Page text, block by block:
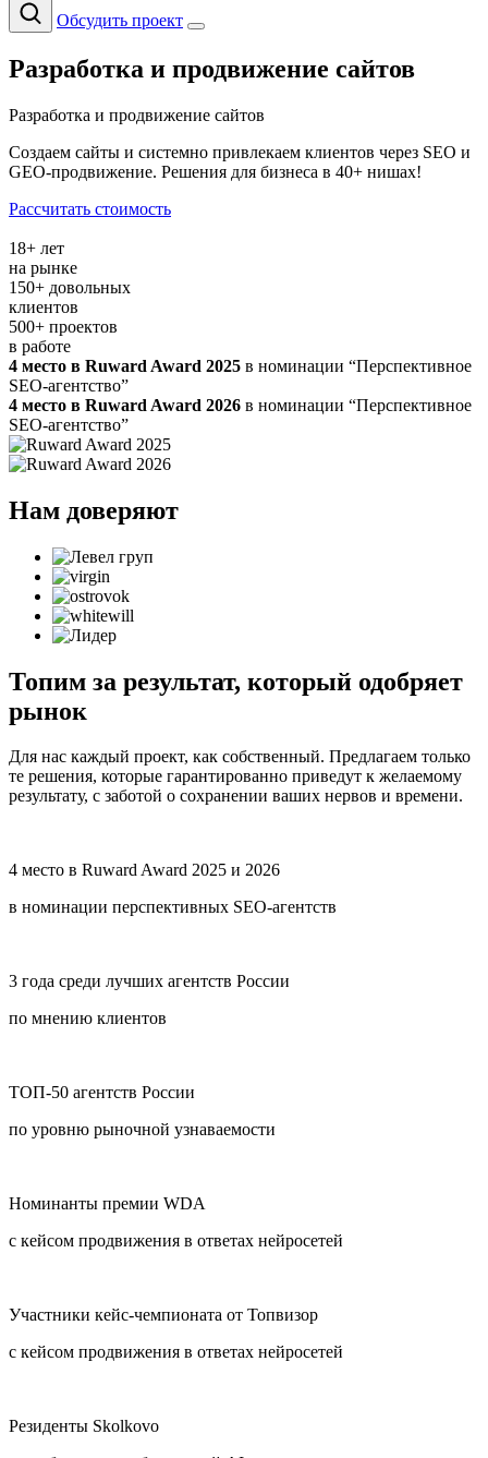
Обсудить проект
Разработка и продвижение сайтов
Разработка и продвижение сайтов
Создаем сайты и системно привлекаем клиентов через SEO и
GEO-продвижение. Решения для бизнеса в 40+ нишах!
Рассчитать стоимость
18+ лет
на рынке
150+ довольных
клиентов
500+ проектов
в работе
4 место в Ruward Award 2025 в номинации “Перспективное
SEO-агентство”
4 место в Ruward Award 2026 в номинации “Перспективное
SEO-агентство”
Нам доверяют
Топим за результат, который одобряет
рынок
Для нас каждый проект, как собственный. Предлагаем только
те решения, которые гарантированно приведут к желаемому
результату, с заботой о сохранении ваших нервов и времени.
4 место в Ruward Award 2025 и 2026
в номинации перспективных SEO-агентств
3 года среди лучших агентств России
по мнению клиентов
ТОП-50 агентств России
по уровню рыночной узнаваемости
Номинанты премии WDA
с кейсом продвижения в ответах нейросетей
Участники кейс-чемпионата от Топвизор
с кейсом продвижения в ответах нейросетей
Резиденты Skolkovo